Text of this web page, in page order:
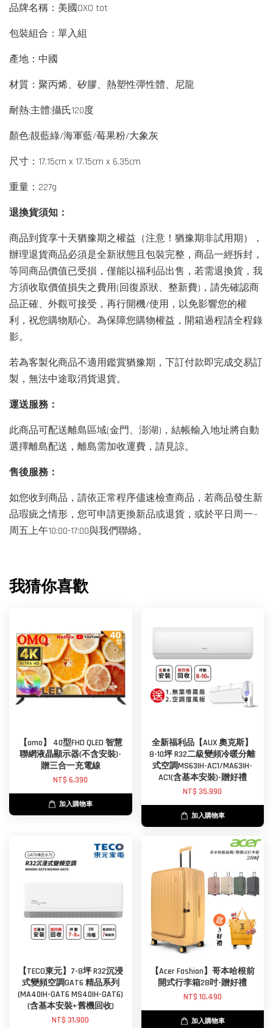
品牌名稱：美國OXO tot
包裝組合：單入組
產地：中國
材質：聚丙烯、矽膠、熱塑性彈性體、尼龍
耐熱:主體:攝氏120度
顏色:靚藍綠/海軍藍/莓果粉/大象灰
尺寸：17.15cm x 17.15cm x 6.35cm
重量：227g
退換貨須知：
商品到貨享十天猶豫期之權益（注意！猶豫期非試用期），
辦理退貨商品必須是全新狀態且包裝完整，商品一經拆封，
等同商品價值已受損，僅能以福利品出售，若需退換貨，我
方須收取價值損失之費用(回復原狀、整新費)，請先確認商
品正確、外觀可接受，再行開機/使用，以免影響您的權
利，祝您購物順心。為保障您購物權益，開箱過程請全程錄
影。
若為客製化商品不適用鑑賞猶豫期，下訂付款即完成交易訂
製，無法中途取消貨退貨。
運送服務：
此商品可配送離島區域(金門、澎湖)，結帳輸入地址將自動
選擇離島配送，離島需加收運費，請見諒。
售後服務：
如您收到商品，請依正常程序儘速檢查商品，若商品發生新
品瑕疵之情形，您可申請更換新品或退貨，或於平日周一~
周五上午10:00-17:00與我們聯絡。
我猜你喜歡
【omo】 40型FHD QLED 智慧
聯網液晶顯示器(不含安裝)-
贈三合一充電線
NT$ 6,390
加入購物車
全新福利品【AUX 奧克斯】
8-10坪 R32二級變頻冷暖分離
式空調MS63IH-AC1/MA63IH-
AC1(含基本安裝)-贈好禮
NT$ 35,990
加入購物車
【TECO東元】7-8坪 R32沉浸
式變頻空調GAT6 精品系列
(MA40IH-GAT6 MS40IH-GAT6)
(含基本安裝+舊機回收)
NT$ 31,900
【Acer Fashion】哥本哈根前
開式行李箱28吋-贈好禮
NT$ 10,490
加入購物車